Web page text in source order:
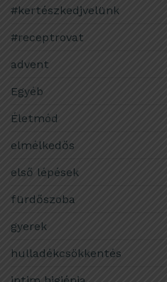
#kertészkedjvelünk
#receptrovat
advent
Egyéb
Életmód
elmélkedős
első lépések
fürdőszoba
gyerek
hulladékcsökkentés